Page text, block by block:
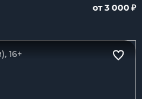
от 3 000 ₽
16+